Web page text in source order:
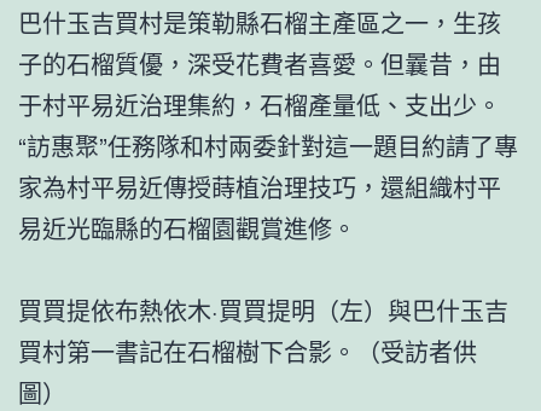
巴什玉吉買村是策勒縣石榴主產區之一，生孩
子的石榴質優，深受花費者喜愛。但曩昔，由
于村平易近治理集約，石榴產量低、支出少。
“訪惠聚”任務隊和村兩委針對這一題目約請了專
家為村平易近傳授蒔植治理技巧，還組織村平
易近光臨縣的石榴園觀賞進修。
買買提依布熱依木·買買提明（左）與巴什玉吉
買村第一書記在石榴樹下合影。（受訪者供
圖）